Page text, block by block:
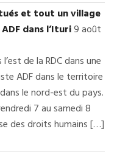
tués et tout un village
dans l’Ituri9 août
de la RDC dans une
ADF dans le territoire
le nord-est du pays.
7 au samedi 8
des droits humains […]